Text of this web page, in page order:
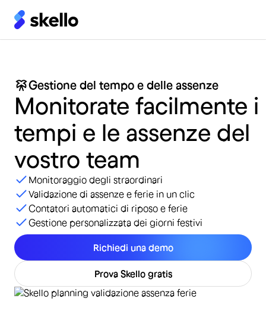
Gestione del tempo e delle assenze
Monitorate facilmente i
tempi e le assenze del
vostro team
Monitoraggio degli straordinari
Validazione di assenze e ferie in un clic
Contatori automatici di riposo e ferie
Gestione personalizzata dei giorni festivi
Richiedi una demo
Prova Skello gratis